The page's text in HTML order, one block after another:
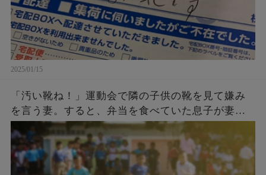
2025/01/15
「汚い靴ね！」運動会で隣の子供の靴を見て嫌み
を言う妻。すると、弁当を食べていた息子が妻に
話した言葉に胸を打たれる